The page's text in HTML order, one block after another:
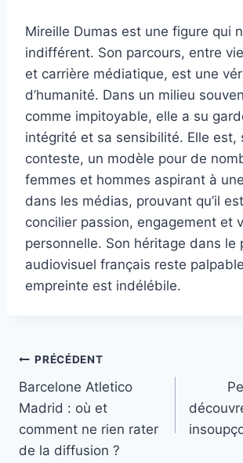
Mireille Dumas est une figure qui
indifférent. Son parcours, entre
et carrière médiatique, est une
d’humanité. Dans un milieu
comme impitoyable, elle a su
intégrité et sa sensibilité. Elle est,
conteste, un modèle pour de
femmes et hommes aspirant à
dans les médias, prouvant qu’il
concilier passion, engagement et
personnelle. Son héritage dans le
audiovisuel français reste
empreinte est indélébile.
Navigation
de
l’article
PRÉCÉDENT
Barcelone Atletico
Madrid : où et
comment ne rien rater
de la diffusion ?